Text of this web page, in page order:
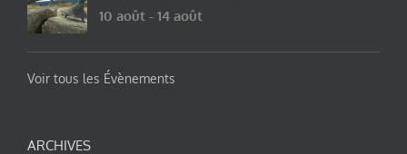
10 août - 14 août
Voir tous les Évènements
ARCHIVES